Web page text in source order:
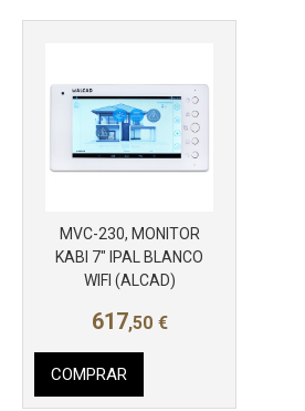
MVC-230, MONITOR
KABI 7" IPAL BLANCO
WIFI (ALCAD)
617,50 €
COMPRAR
Más info